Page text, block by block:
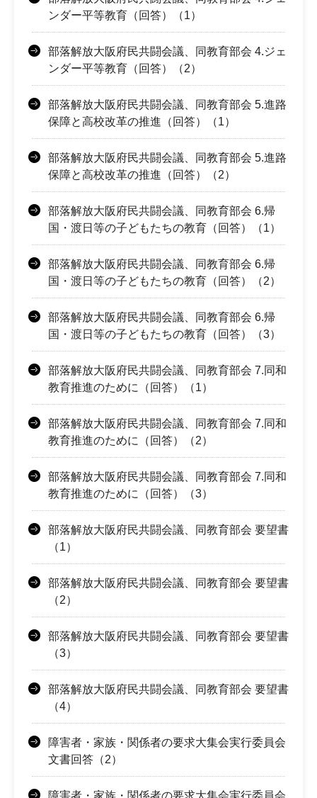
ンダー平等教育（回答）（1）
部落解放大阪府民共闘会議、同教育部会 4.ジェ
ンダー平等教育（回答）（2）
部落解放大阪府民共闘会議、同教育部会 5.進路
保障と高校改革の推進（回答）（1）
部落解放大阪府民共闘会議、同教育部会 5.進路
保障と高校改革の推進（回答）（2）
部落解放大阪府民共闘会議、同教育部会 6.帰
国・渡日等の子どもたちの教育（回答）（1）
部落解放大阪府民共闘会議、同教育部会 6.帰
国・渡日等の子どもたちの教育（回答）（2）
部落解放大阪府民共闘会議、同教育部会 6.帰
国・渡日等の子どもたちの教育（回答）（3）
部落解放大阪府民共闘会議、同教育部会 7.同和
教育推進のために（回答）（1）
部落解放大阪府民共闘会議、同教育部会 7.同和
教育推進のために（回答）（2）
部落解放大阪府民共闘会議、同教育部会 7.同和
教育推進のために（回答）（3）
部落解放大阪府民共闘会議、同教育部会 要望書
（1）
部落解放大阪府民共闘会議、同教育部会 要望書
（2）
部落解放大阪府民共闘会議、同教育部会 要望書
（3）
部落解放大阪府民共闘会議、同教育部会 要望書
（4）
障害者・家族・関係者の要求大集会実行委員会
文書回答（2）